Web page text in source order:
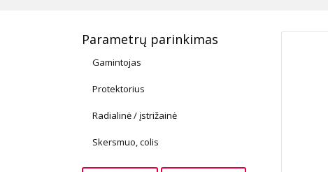
Parametrų parinkimas
Gamintojas
Protektorius
Radialinė / įstrižainė
Skersmuo, colis